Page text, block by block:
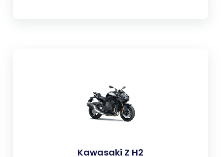
Kawasaki Z H2